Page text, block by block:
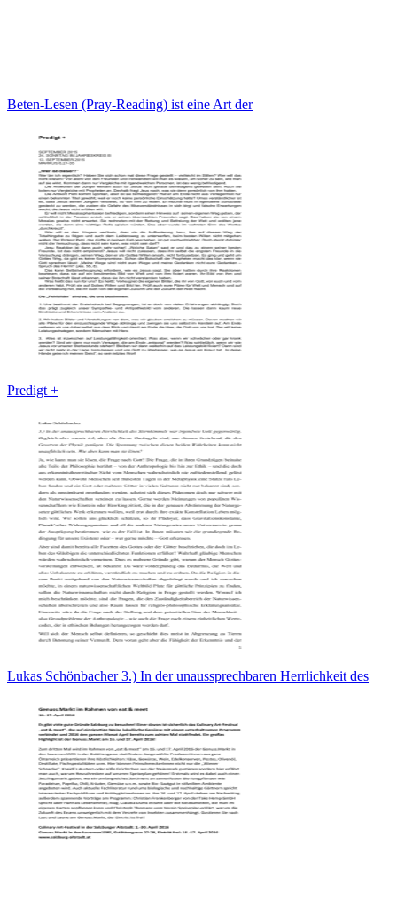
Beten-Lesen (Pray-Reading) ist eine Art der
Predigt +
Lukas Schönbacher 3.) In der unaussprechbaren Herrlichkeit des